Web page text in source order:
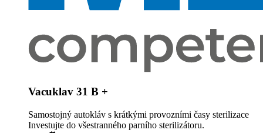
Vacuklav 31 B +
Samostojný autokláv s krátkými provozními časy sterilizace
Investujte do všestranného parního sterilizátoru.